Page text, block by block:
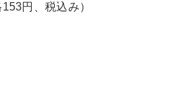
円、税込み）